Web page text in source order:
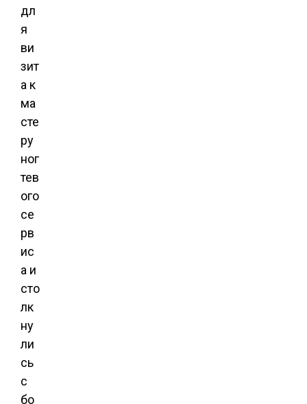
дл
я
ви
зит
а к
ма
сте
ру
ног
тев
ого
се
рв
ис
а и
сто
лк
ну
ли
сь
с
бо